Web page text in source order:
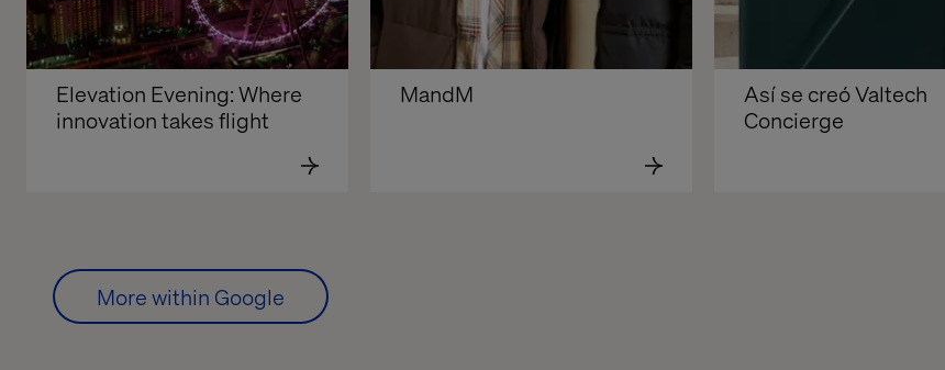
Elevation Evening: Where
innovation takes flight
MandM
Así se creó Valtech
Concierge
More within Google